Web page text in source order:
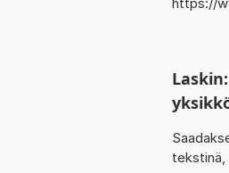
tekstinä,